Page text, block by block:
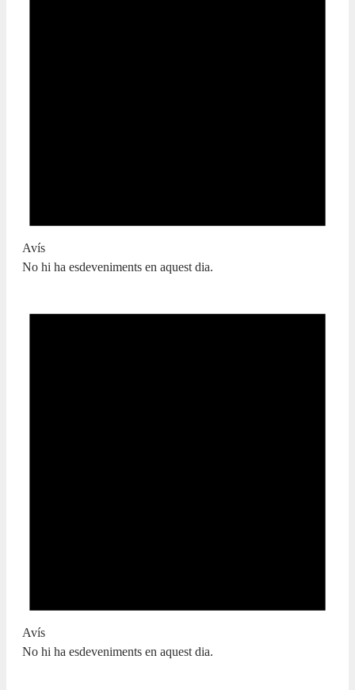
Avís
No hi ha esdeveniments en aquest dia.
Avís
No hi ha esdeveniments en aquest dia.